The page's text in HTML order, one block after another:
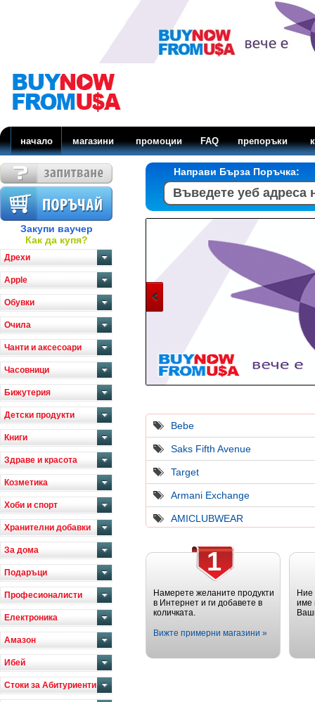
начало магазини промоции FAQ препоръки
Закупи ваучер
Как да купя?
Дрехи
Apple
Обувки
Очила
Чанти и аксесоари
Часовници
Бижутерия
Детски продукти
Книги
Здраве и красота
Козметика
Хоби и спорт
Хранителни добавки
За дома
Подаръци
Професионалисти
Електроника
Амазон
Ибей
Стоки за Абитуриенти
Направи Бърза Поръчка:
Bebe
Saks Fifth Avenue
Target
Armani Exchange
AMICLUBWEAR
1
Намерете желаните продукти
в Интернет и ги добавете в
количката.
Вижте примерни магазини »
име